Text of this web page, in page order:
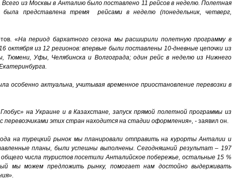
из Москвы в Анталию было поставлено 11 рейсов в неделю. Полетная
представлена тремя рейсами в неделю (понедельник, четверг,
«На период бархатного сезона мы расширили полетную программу в
октября из 12 регионов: впервые были поставлены 10-дневные цепочки из
Тюмени, Уфы, Челябинска и Волгограда; один рейс в неделю из Нижнего
особенно актуальна, учитывая временное приостановление перевозки в
на Украине и в Казахстане, запуск прямой полетной программы из
этих стран находится на стадии оформления», - заявил он.
на турецкий рынок мы планировали отправить на курорты Анталии и
планы, были успешны выполнены. Сегодняшний результат – 197
числа туристов посетили Анталийское побережье, остальные 15 %
мы можем предложить рынку, помогает нам достойно выдерживать